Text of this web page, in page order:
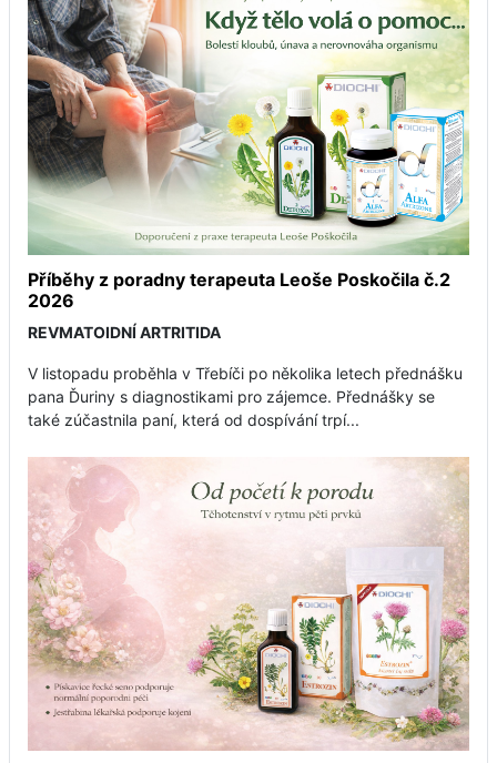
Příběhy z poradny terapeuta Leoše Poskočila č.2
2026
REVMATOIDNÍ ARTRITIDA
V listopadu proběhla v Třebíči po několika letech přednášku
pana Ďuriny s diagnostikami pro zájemce. Přednášky se
také zúčastnila paní, která od dospívání trpí...